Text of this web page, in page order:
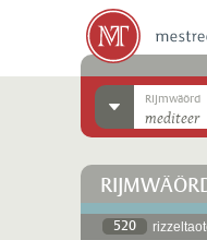
Rijmwäörd
520